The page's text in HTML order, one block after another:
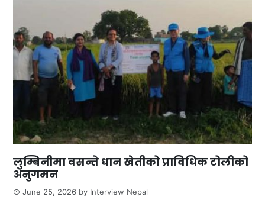
लुम्बिनीमा वसन्ते धान खेतीको प्राविधिक टोलीको
अनुगमन
June 25, 2026 by Interview Nepal